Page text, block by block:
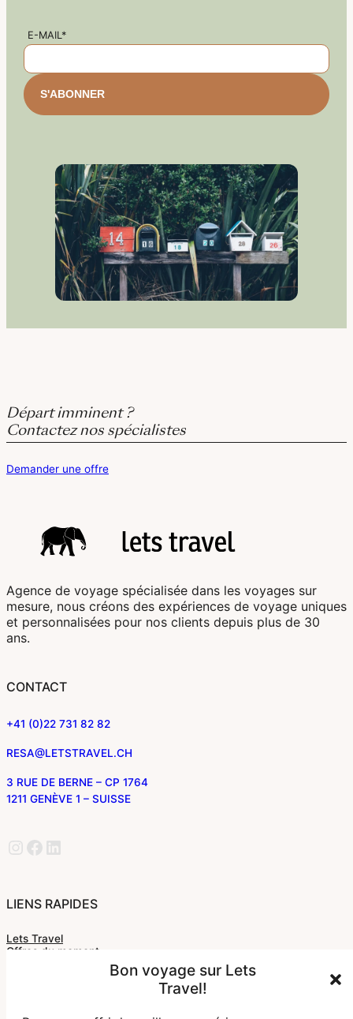
Bon voyage sur Lets
Travel!
E-MAIL*
Départ imminent ?
Contactez nos spécialistes
Demander une offre
Agence de voyage spécialisée dans les voyages sur
mesure, nous créons des expériences de voyage uniques
et personnalisées pour nos clients depuis plus de 30
ans.
CONTACT
+41 (0)22 731 82 82
RESA@LETSTRAVEL.CH
3 RUE DE BERNE – CP 1764
1211 GENÈVE 1 – SUISSE
Instagram
Facebook
LinkedIn
LIENS RAPIDES
Lets Travel
Offres du moment